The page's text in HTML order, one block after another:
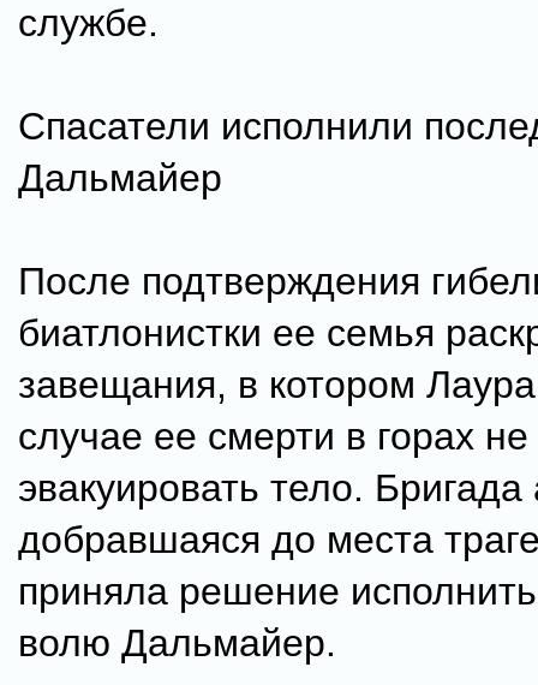
службе.
Спасатели исполнили
Дальмайер
После подтверждения
биатлонистки ее семья
завещания, в котором
случае ее смерти в горах не
эвакуировать тело.
добравшаяся до места
приняла решение
волю Дальмайер.